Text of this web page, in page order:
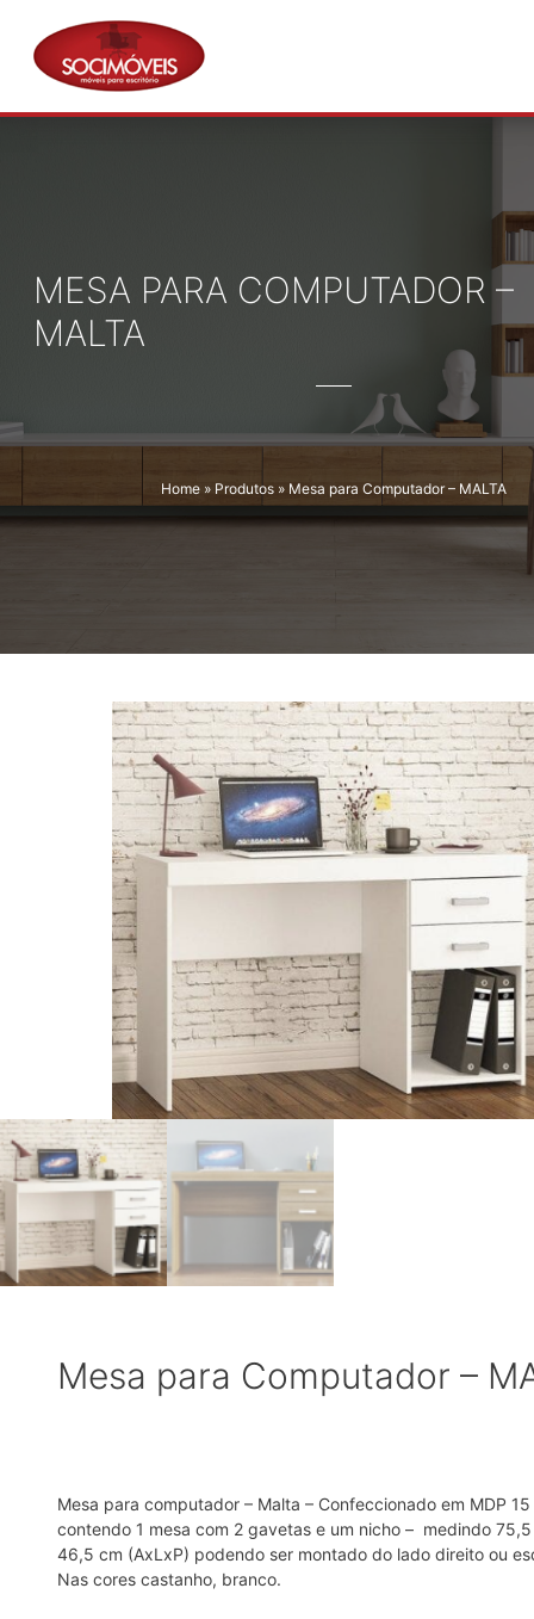
para
MESA PARA COMPUTADOR –
MALTA
Home » Produtos » Mesa para Computador – MALTA
Mesa para Computador –
Mesa para computador – Malta – Confeccionado em MDP 15
contendo 1 mesa com 2 gavetas e um nicho – medindo 75,5
46,5 cm (AxLxP) podendo ser montado do lado direito ou
Nas cores castanho, branco.